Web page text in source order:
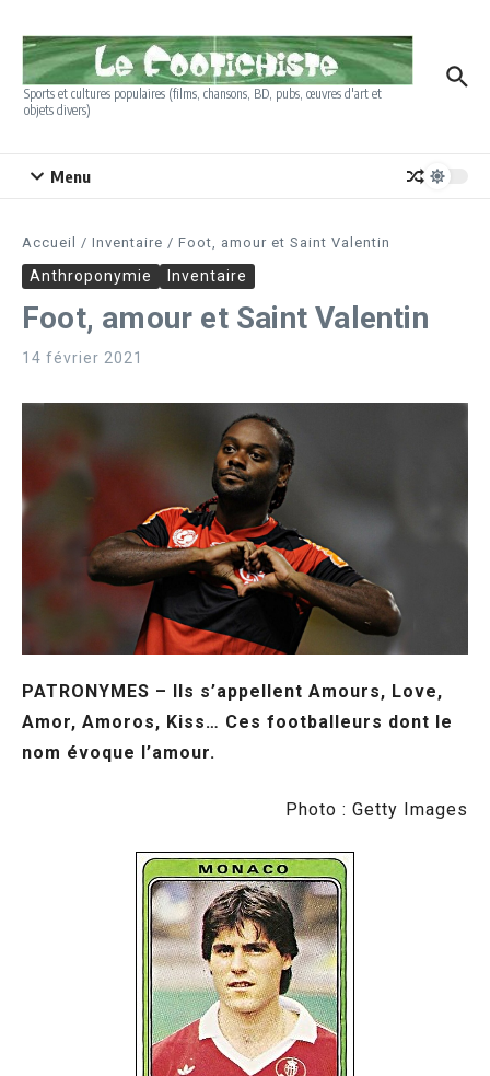
Sports et cultures populaires (films, chansons, BD, pubs, œuvres d'art et
objets divers)
Menu
Accueil / Inventaire / Foot, amour et Saint Valentin
Anthroponymie Inventaire
Foot, amour et Saint Valentin
14 février 2021
PATRONYMES – Ils s’appellent Amours, Love,
Amor, Amoros, Kiss… Ces footballeurs dont le
nom évoque l’amour.
Photo : Getty Images